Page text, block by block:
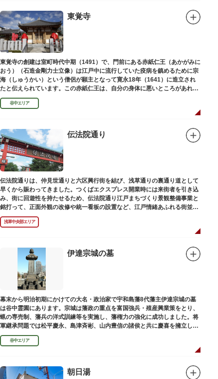
東覚寺
東覚寺の創建は室町時代中期（1491）で、門前にある赤紙仁王（あかがみに
おう）（石造金剛力士立像）は江戸中に流行していた疫病を鎮めるために宗
海（しゅうかい）という僧侶が願主となって寛永18年（1641）に造立され
たと伝えられています。この赤紙仁王は、自分の身体に悪いところがあれ
ば、仁王像の同じところに赤紙を貼ると病気が治ると信仰されています。
谷中エリア
伝法院通り
伝法院通りは、仲見世通りと六区興行街を結び、浅草通りの裏通り道として
早くから賑わってきました。つくばエクスプレス開業時には来街者を引き込
み、街に回遊性を持たせるため、伝法院通り江戸まちづくり景観整備事業と
銘打って、正面外観の改修や統一看板の設置など、江戸情緒あふれる街並み
を再現する景観整備を進めてきました。
浅草中央部エリア
伊達宗城の墓
幕末から明治初期にかけての大名・政治家で宇和島藩8代藩主伊達宗城の墓
は谷中霊園にあります。宗城は藩政の重点を富国強兵・殖産興業策をとり、
蝋の専売制、藩兵の洋式訓練等を実施し、藩権力の強化に成功しました。将
軍継承問題では松平慶永、島津斉彬、山内豊信の諸侯と共に慶喜を擁立し
（幕末の四賢候といわれます）幕政改革を志す一橋派の有力メンバーとなっ
て活躍しました。
谷中エリア
朝日湯